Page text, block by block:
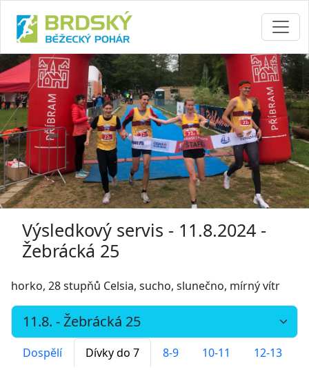
Výsledkový servis - 11.8.2024 -
Žebrácká 25
horko, 28 stupňů Celsia, sucho, slunečno, mírný vítr
Dospělí Dívky do 7 8-9 10-11
12-13